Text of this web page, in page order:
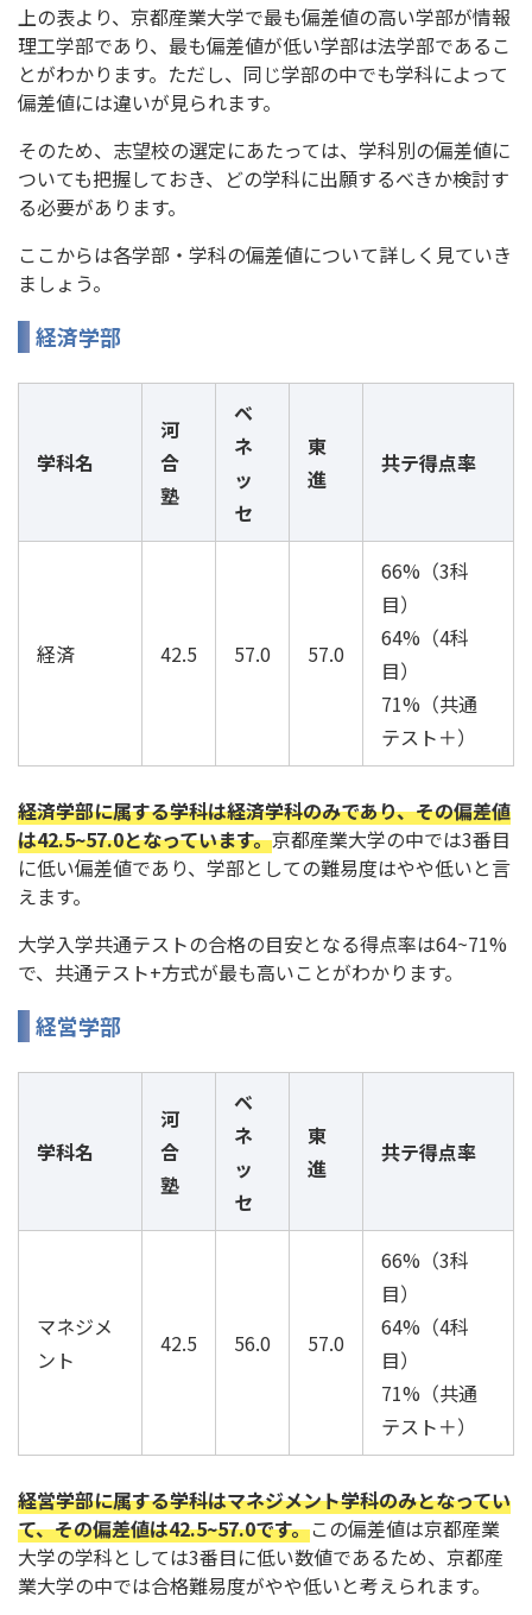
上の表より、京都産業大学で最も偏差値の高い学部が情報
理工学部であり、最も偏差値が低い学部は法学部であるこ
とがわかります。ただし、同じ学部の中でも学科によって
偏差値には違いが見られます。
そのため、志望校の選定にあたっては、学科別の偏差値に
ついても把握しておき、どの学科に出願するべきか検討す
る必要があります。
ここからは各学部・学科の偏差値について詳しく見ていき
ましょう。
経済学部
学科名
河
合
塾
ベ
ネ
ッ
セ
東
進
共テ得点率
経済 42.5 57.0 57.0
66%（3科
目）
64%（4科
目）
71%（共通
テスト＋）
経済学部に属する学科は経済学科のみであり、その偏差値
は42.5~57.0となっています。京都産業大学の中では3番目
に低い偏差値であり、学部としての難易度はやや低いと言
えます。
大学入学共通テストの合格の目安となる得点率は64~71%
で、共通テスト+方式が最も高いことがわかります。
経営学部
学科名
河
合
塾
ベ
ネ
ッ
セ
東
進
共テ得点率
マネジメ
ント
42.5 56.0 57.0
66%（3科
目）
64%（4科
目）
71%（共通
テスト＋）
経営学部に属する学科はマネジメント学科のみとなってい
て、その偏差値は42.5~57.0です。この偏差値は京都産業
大学の学科としては3番目に低い数値であるため、京都産
業大学の中では合格難易度がやや低いと考えられます。